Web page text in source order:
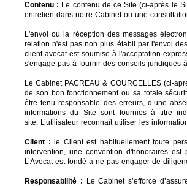
Contenu : Le contenu de ce Site (ci-après le
entretien dans notre Cabinet ou une
L'envoi ou la réception des messages
relation n'est pas non plus établi par l'envoi
client-avocat est soumise à l'acceptation
s'engage pas à fournir des conseils juridiques
Le Cabinet PACREAU & COURCELLES (ci-
de son bon fonctionnement ou sa totale
être tenu responsable des erreurs, d’une
informations du Site sont fournies à titre
site. L’utilisateur reconnaît utiliser les
Client : le Client est habituellement toute
intervention, une convention d'honoraires
L’Avocat est fondé à ne pas engager de
Responsabilité : Le Cabinet s’efforce